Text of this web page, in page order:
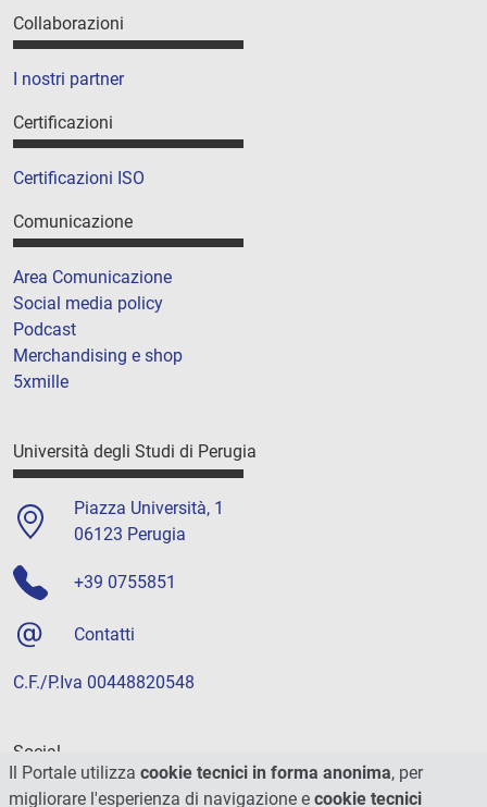
Collaborazioni
I nostri partner
Certificazioni
Certificazioni ISO
Comunicazione
Area Comunicazione
Social media policy
Podcast
Merchandising e shop
5xmille
Università degli Studi di Perugia
Piazza Università, 1
06123 Perugia
+39 0755851
Contatti
C.F./P.Iva 00448820548
Social
Il Portale utilizza cookie tecnici in forma anonima, per
migliorare l'esperienza di navigazione e cookie tecnici